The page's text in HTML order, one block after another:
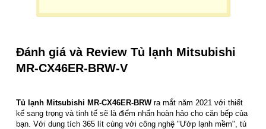
Đánh giá và Review Tủ lạnh Mitsubishi
MR-CX46ER-BRW-V
Tủ lạnh Mitsubishi MR-CX46ER-BRWra mắt năm 2021 với thiết
kế sang trọng và tinh tế sẽ là điểm nhấn hoàn hảo cho căn bếp của
bạn. Với dung tích 365 lít cùng với công nghệ "Ướp lạnh mềm", tủ